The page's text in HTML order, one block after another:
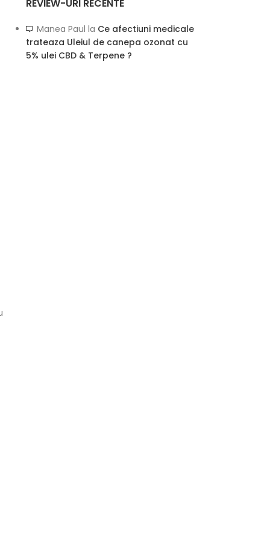
REVIEW-URI RECENTE
Manea Paul la Ce afectiuni medicale
trateaza Uleiul de canepa ozonat cu
5% ulei CBD & Terpene ?